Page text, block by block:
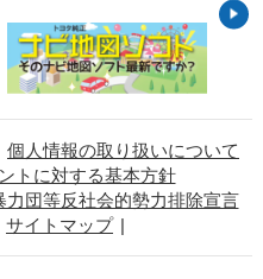
個人情報の取り扱いについて
トに対する基本方針
力団等反社会的勢力排除宣言
サイトマップ